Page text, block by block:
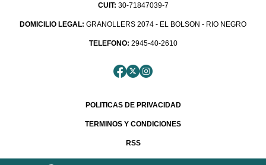
CUIT: 30-71847039-7
DOMICILIO LEGAL: GRANOLLERS 2074 - EL BOLSON - RIO NEGRO
TELEFONO: 2945-40-2610
POLITICAS DE PRIVACIDAD
TERMINOS Y CONDICIONES
RSS